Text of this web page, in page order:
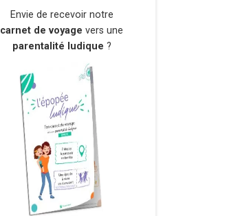
Envie de recevoir notre
carnet de voyage vers une
parentalité ludique ?